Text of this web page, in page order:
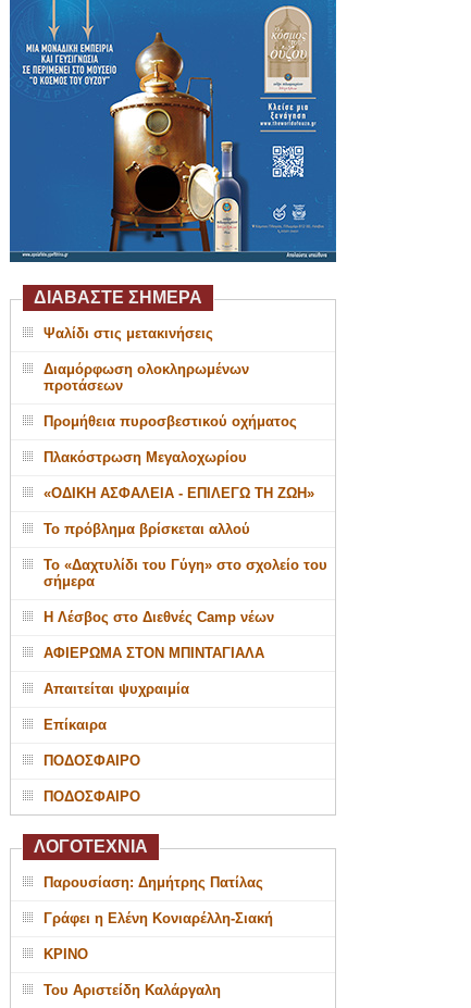
ΔΙΑΒΑΣΤΕ ΣΗΜΕΡΑ
Ψαλίδι στις μετακινήσεις
Διαμόρφωση ολοκληρωμένων
προτάσεων
Προμήθεια πυροσβεστικού οχήματος
Πλακόστρωση Μεγαλοχωρίου
«ΟΔΙΚΗ ΑΣΦΑΛΕΙΑ - ΕΠΙΛΕΓΩ ΤΗ ΖΩΗ»
Το πρόβλημα βρίσκεται αλλού
Το «Δαχτυλίδι του Γύγη» στο σχολείο του
σήμερα
Η Λέσβος στο Διεθνές Camp νέων
ΑΦΙΕΡΩΜΑ ΣΤΟΝ ΜΠΙΝΤΑΓΙΑΛΑ
Απαιτείται ψυχραιμία
Επίκαιρα
ΠΟΔΟΣΦΑΙΡΟ
ΠΟΔΟΣΦΑΙΡΟ
ΛΟΓΟΤΕΧΝΙΑ
Παρουσίαση: Δημήτρης Πατίλας
Γράφει η Ελένη Κονιαρέλλη-Σιακή
ΚΡΙΝΟ
Του Αριστείδη Καλάργαλη